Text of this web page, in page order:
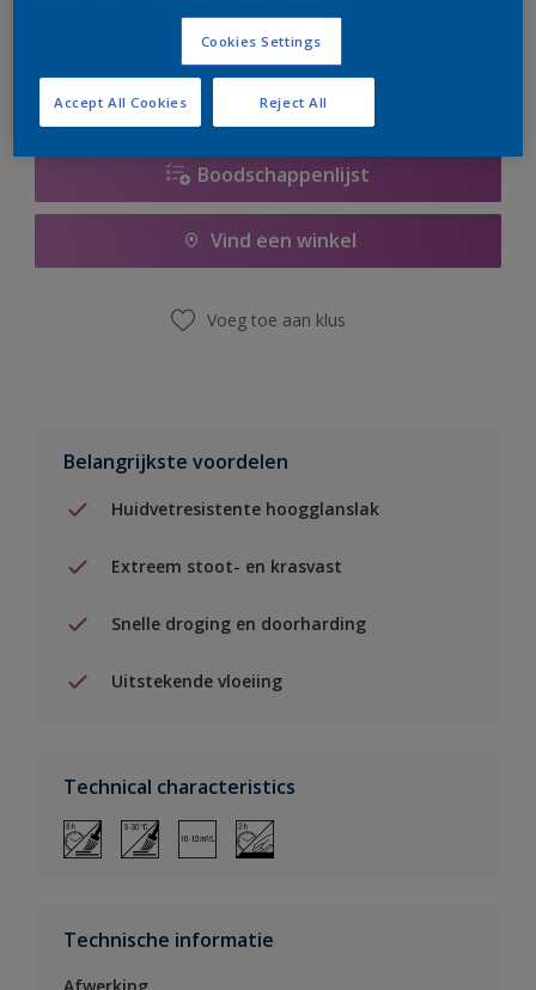
er hard aan om de voorraad aan te vullen.
Boodschappenlijst
Vind een winkel
Voeg toe aan klus
Belangrijkste voordelen
Huidvetresistente hoogglanslak
Extreem stoot- en krasvast
Snelle droging en doorharding
Uitstekende vloeiing
Technical characteristics
Technische informatie
Cookies Settings
Reject All
Accept All Cookies